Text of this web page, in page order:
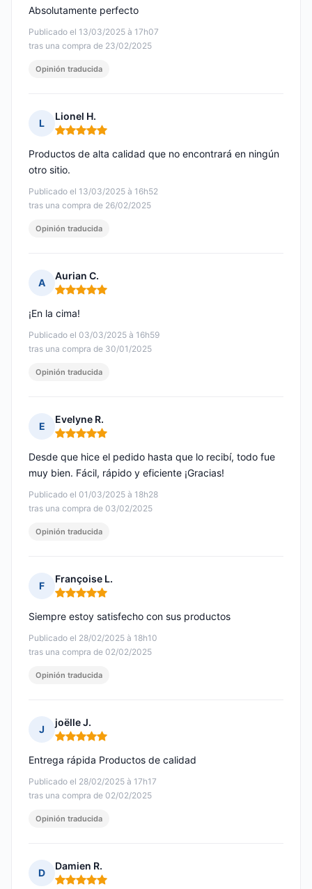
Publicado el 13/03/2025 à 17h07
tras una compra de 23/02/2025
Absolutamente perfecto
Opinión traducida
L
Lionel H.
Nota: 5 de 5
Publicado el 13/03/2025 à 16h52
tras una compra de 26/02/2025
Productos de alta calidad que no encontrará en ningún
otro sitio.
Opinión traducida
A
Aurian C.
Nota: 5 de 5
Publicado el 03/03/2025 à 16h59
tras una compra de 30/01/2025
¡En la cima!
Opinión traducida
E
Evelyne R.
Nota: 5 de 5
Publicado el 01/03/2025 à 18h28
tras una compra de 03/02/2025
Desde que hice el pedido hasta que lo recibí, todo fue
muy bien. Fácil, rápido y eficiente ¡Gracias!
Opinión traducida
F
Françoise L.
Nota: 5 de 5
Publicado el 28/02/2025 à 18h10
tras una compra de 02/02/2025
Siempre estoy satisfecho con sus productos
Opinión traducida
J
joëlle J.
Nota: 5 de 5
Publicado el 28/02/2025 à 17h17
tras una compra de 02/02/2025
Entrega rápida Productos de calidad
Opinión traducida
D
Damien R.
Nota: 5 de 5